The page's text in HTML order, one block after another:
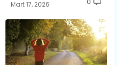
Mart 17, 2026